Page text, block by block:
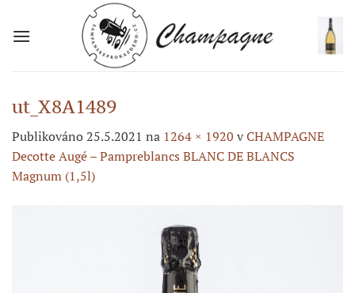
ut_X8A1489
Publikováno25.5.2021 na 1264 × 1920 vCHAMPAGNE
Decotte Augé – Pampreblancs BLANC DE BLANCS
Magnum (1,5l)